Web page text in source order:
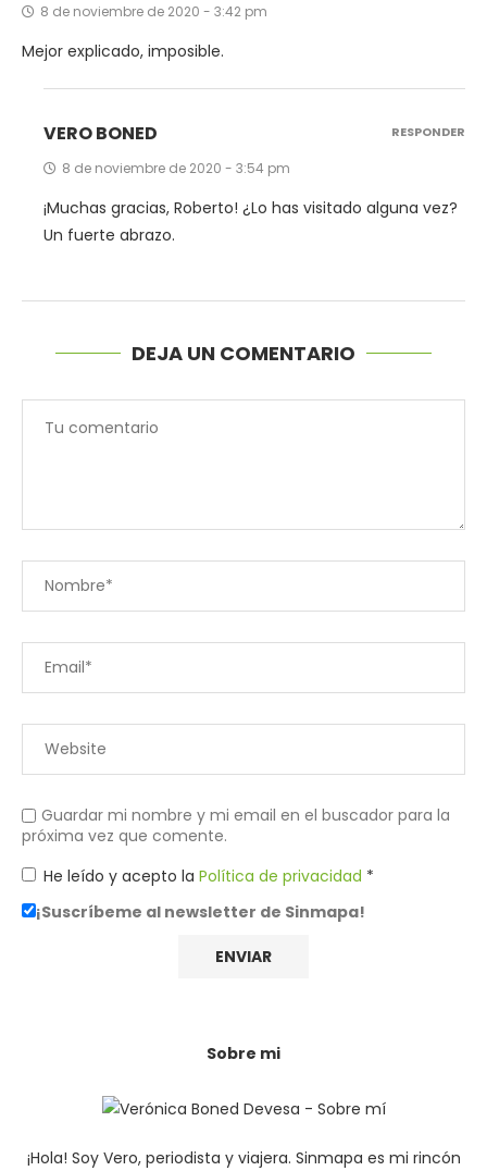
8 de noviembre de 2020 - 3:42 pm
Mejor explicado, imposible.
VERO BONED
8 de noviembre de 2020 - 3:54 pm
¡Muchas gracias, Roberto! ¿Lo has visitado alguna vez?
Un fuerte abrazo.
RESPONDER
DEJA UN COMENTARIO
Guardar mi nombre y mi email en el buscador para la
próxima vez que comente.
He leído y acepto la Política de privacidad *
¡Suscríbeme al newsletter de Sinmapa!
Sobre mi
¡Hola! Soy Vero, periodista y viajera. Sinmapa es mi rincón